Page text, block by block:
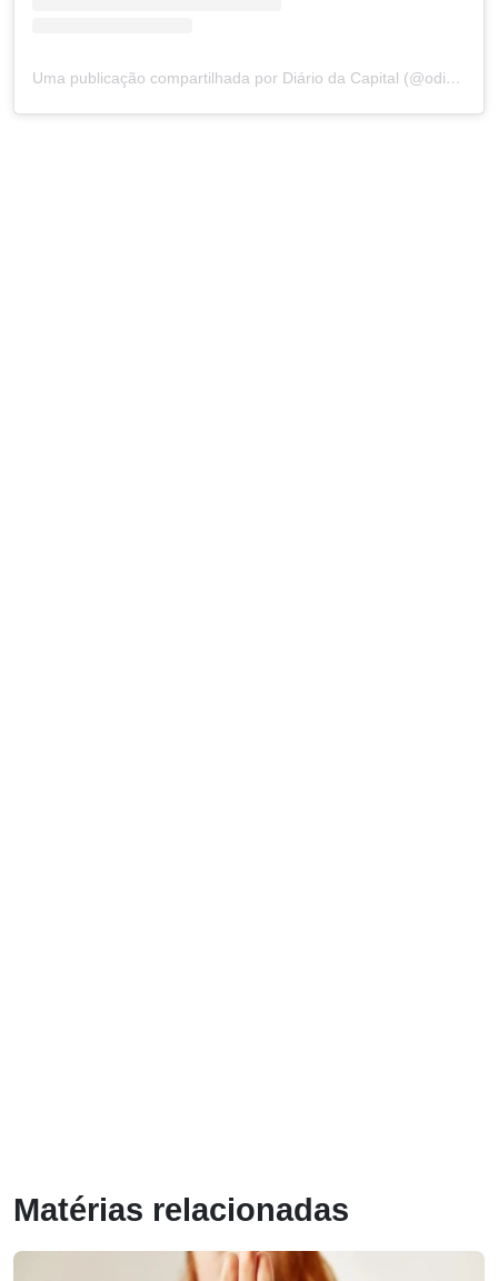
Uma publicação compartilhada por Diário da Capital (@odiariodacapital)
Matérias relacionadas